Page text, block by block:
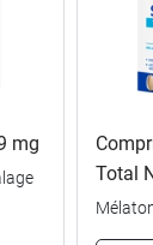
mg
Total